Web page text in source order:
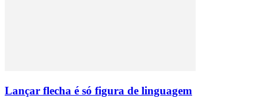
Lançar flecha é só figura de linguagem